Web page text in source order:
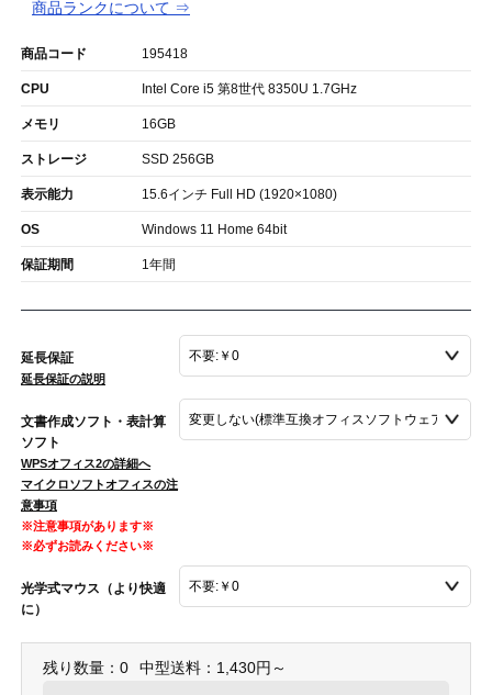
商品ランクについて ⇒
商品コード 195418
CPU Intel Core i5 第8世代 8350U 1.7GHz
メモリ 16GB
ストレージ SSD 256GB
表示能力 15.6インチ Full HD (1920×1080)
OS Windows 11 Home 64bit
保証期間 1年間
延長保証
延長保証の説明
文書作成ソフト・表計算
ソフト
WPSオフィス2の詳細へ
マイクロソフトオフィスの注
意事項
※注意事項があります※
※必ずお読みください※
光学式マウス（より快適
に）
残り数量：0 中型送料：1,430円～